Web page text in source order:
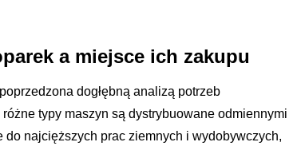
a miejsce ich zakupu
dogłębną analizą potrzeb
typy maszyn są dystrybuowane odmiennymi
do najcięższych prac ziemnych i wydobywczych,